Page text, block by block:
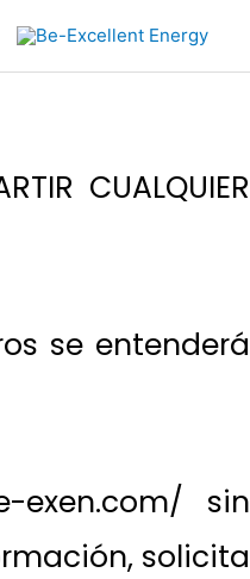
CUALQUIER
se entenderá
exen.com/ sin
solicita